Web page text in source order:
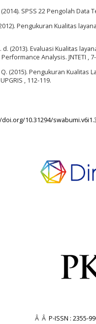
SPSS 22 Pengolah Data
Pengukuran Kualitas
d. (2013). Evaluasi Kualitas
Analysis. JNTETI ,
(2015). Pengukuran Kualitas
, 112-119.
10.31294/
Â Â P-ISSN : 2355-